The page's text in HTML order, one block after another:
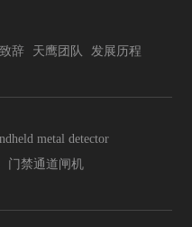
辞 天鹰团队
发展历程
metal detector
门禁通道闸机